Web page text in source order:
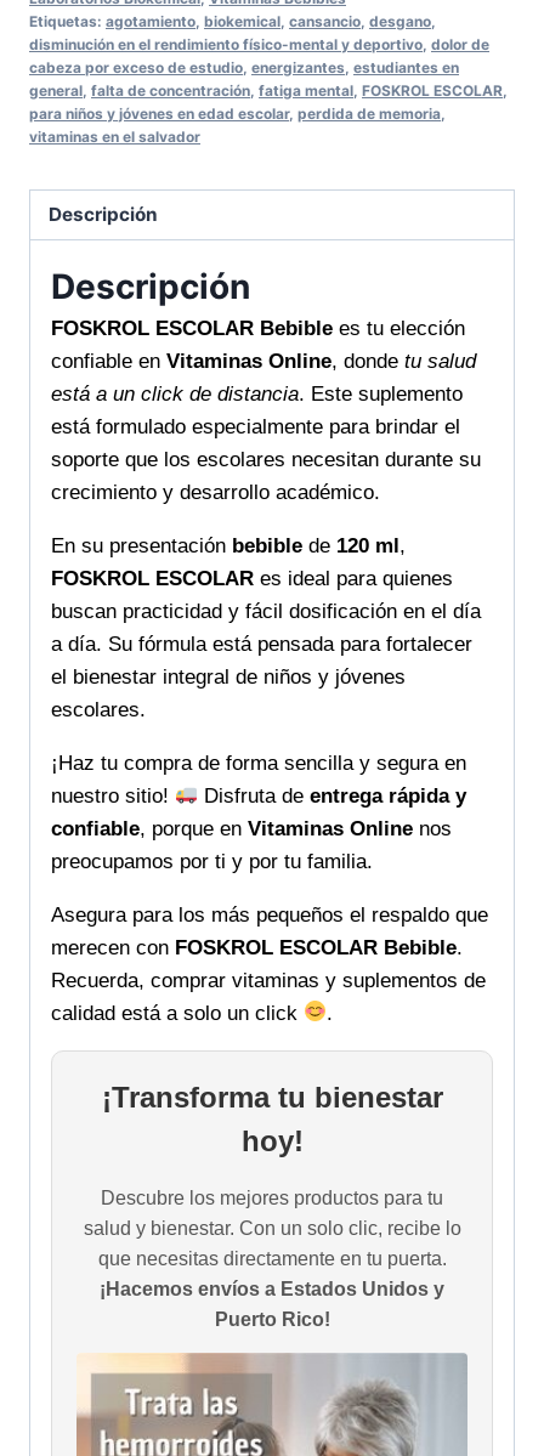
Etiquetas: agotamiento, biokemical, cansancio, desgano,
disminución en el rendimiento físico-mental y deportivo, dolor de
cabeza por exceso de estudio, energizantes, estudiantes en
general, falta de concentración, fatiga mental, FOSKROL ESCOLAR,
para niños y jóvenes en edad escolar, perdida de memoria,
vitaminas en el salvador
Descripción
Descripción
FOSKROL ESCOLAR Bebible es tu elección
confiable en Vitaminas Online, donde tu salud
está a un click de distancia. Este suplemento
está formulado especialmente para brindar el
soporte que los escolares necesitan durante su
crecimiento y desarrollo académico.
En su presentación bebible de 120 ml,
FOSKROL ESCOLAR es ideal para quienes
buscan practicidad y fácil dosificación en el día
a día. Su fórmula está pensada para fortalecer
el bienestar integral de niños y jóvenes
escolares.
¡Haz tu compra de forma sencilla y segura en
nuestro sitio!
Disfruta deentrega rápida y
confiable, porque en Vitaminas Online nos
preocupamos por ti y por tu familia.
Asegura para los más pequeños el respaldo que
merecen con FOSKROL ESCOLAR Bebible.
Recuerda, comprar vitaminas y suplementos de
calidad está a solo un click
.
¡Transforma tu bienestar
hoy!
Descubre los mejores productos para tu
salud y bienestar. Con un solo clic, recibe lo
que necesitas directamente en tu puerta.
¡Hacemos envíos a Estados Unidos y
Puerto Rico!